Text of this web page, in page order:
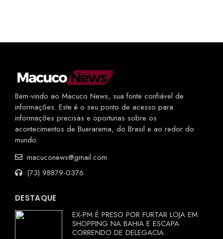
Bem-vindo ao Macuco News, sua fonte confiável de
informações. Este é o seu ponto de acesso para
informações precisas e oportunas sobre os
acontecimentos de Buerarema, do Brasil e ao redor do
mundo.
macuconews@gmail.com
(73) 98879-0376
DESTAQUE
EX-PM É PRESO POR FURTAR LOJA EM
SHOPPING NA BAHIA E ESCAPA
CORRENDO DE DELEGACIA